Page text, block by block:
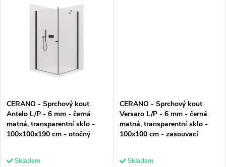
CERANO - Sprchový kout
Antelo L/P - 6 mm - černá
matná, transparentní sklo -
100x100x190 cm - otočný
Skladem
CERANO - Sprchový kout
Versaro L/P - 6 mm - černá
matná, transparentní sklo -
100x100 cm - zasouvací
Skladem